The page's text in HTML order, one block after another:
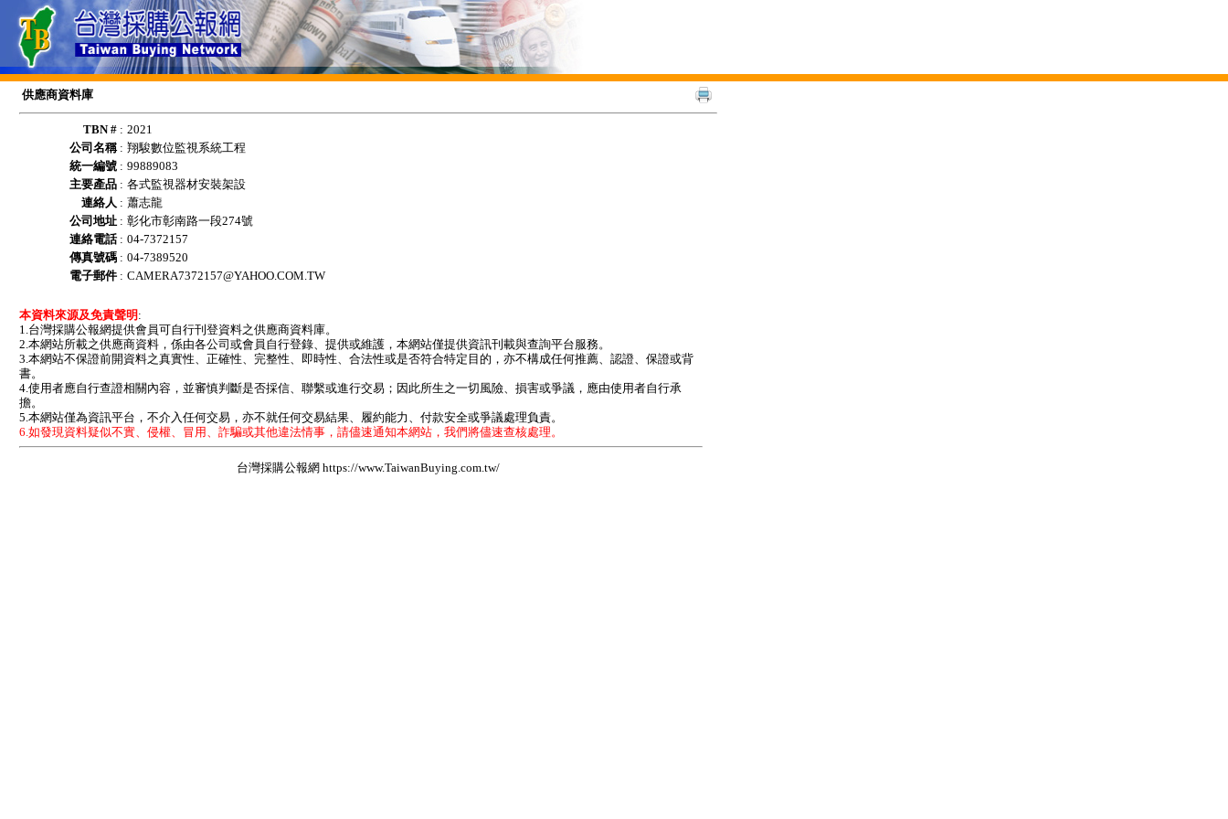
供應商資料庫
TBN # : 2021
公司名稱: 翔駿數位監視系統工程
統一編號 : 99889083
主要產品 : 各式監視器材安裝架設
連絡人 : 蕭志龍
公司地址 : 彰化市彰南路一段274號
連絡電話: 04-7372157
傳真號碼 : 04-7389520
電子郵件 : CAMERA7372157@YAHOO.COM.TW
本資料來源及免責聲明 :
1.台灣採購公報網提供會員可自行刊登資料之供應商資料庫。
2.本網站所載之供應商資料，係由各公司或會員自行登錄、提供或維護，本網站僅提供資訊刊載與查詢平台服務。
3.本網站不保證前開資料之真實性、正確性、完整性、即時性、合法性或是否符合特定目的，亦不構成任何推薦、認證、保證或背
書。
4.使用者應自行查證相關內容，並審慎判斷是否採信、聯繫或進行交易；因此所生之一切風險、損害或爭議，應由使用者自行承
擔。
5.本網站僅為資訊平台，不介入任何交易，亦不就任何交易結果、履約能力、付款安全或爭議處理負責。
6.如發現資料疑似不實、侵權、冒用、詐騙或其他違法情事，請儘速通知本網站，我們將儘速查核處理。
台灣採購公報網 https://www.TaiwanBuying.com.tw/